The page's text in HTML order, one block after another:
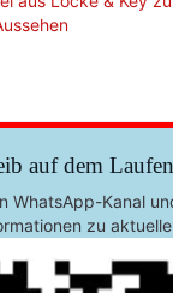
auf dem
WhatsApp-Kanal
zu